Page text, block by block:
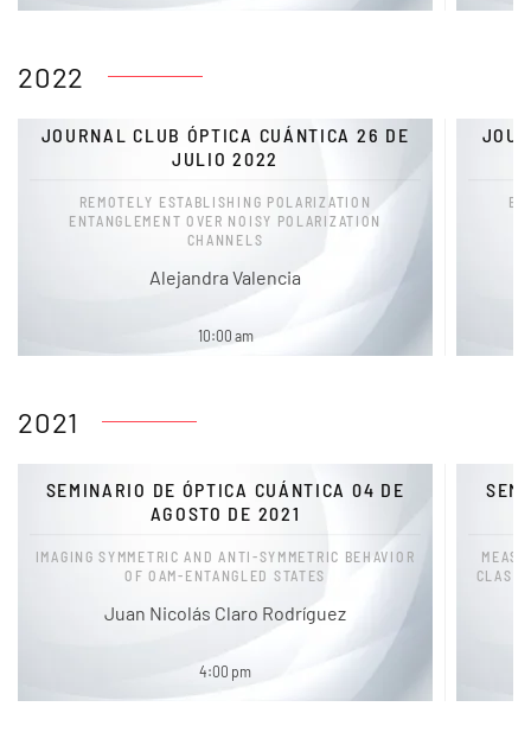
2022
JOURNAL CLUB ÓPTICA CUÁNTICA 26 DE
JULIO 2022
REMOTELY ESTABLISHING POLARIZATION
ENTANGLEMENT OVER NOISY POLARIZATION
CHANNELS
Alejandra Valencia
10:00 am
2021
SEMINARIO DE ÓPTICA CUÁNTICA 04 DE
AGOSTO DE 2021
IMAGING SYMMETRIC AND ANTI-SYMMETRIC BEHAVIOR
OF OAM-ENTANGLED STATES
Juan Nicolás Claro Rodríguez
4:00 pm